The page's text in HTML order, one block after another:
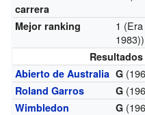
carrera
Mejor ranking 1 (
1983))
Abierto de Australia G
Roland Garros G
Wimbledon G